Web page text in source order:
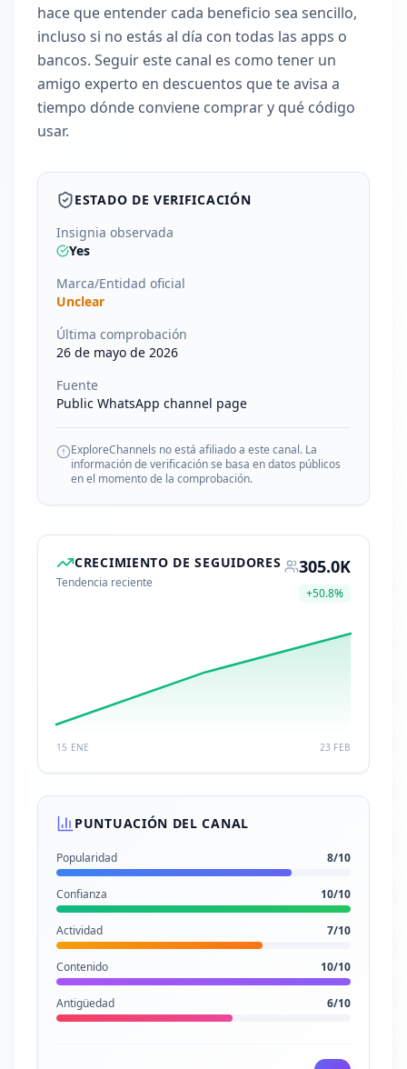
hace que entender cada beneficio sea sencillo,
incluso si no estás al día con todas las apps o
bancos. Seguir este canal es como tener un
amigo experto en descuentos que te avisa a
tiempo dónde conviene comprar y qué código
usar.
ESTADO DE VERIFICACIÓN
Insignia observada
Yes
Marca/Entidad oficial
Unclear
Última comprobación
26 de mayo de 2026
Fuente
Public WhatsApp channel page
ExploreChannels no está afiliado a este canal. La
información de verificación se basa en datos públicos
en el momento de la comprobación.
CRECIMIENTO DE SEGUIDORES
Tendencia reciente
305.0K
+50.8%
15 ENE 23 FEB
PUNTUACIÓN DEL CANAL
Popularidad 8/10
Confianza 10/10
Actividad 7/10
Contenido 10/10
Antigüedad 6/10